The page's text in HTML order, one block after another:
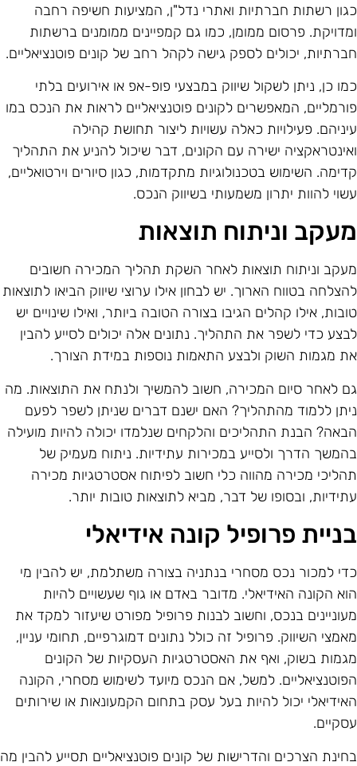
רשתות חברתיות ואתרי נדל"ן, המציעות חשיפה רחבה
פרסום ממומן, כמו גם קמפיינים ממומנים ברשתות
יכולים לספק גישה לקהל רחב של קונים פוטנציאליים.
כן, ניתן לשקול שיווק במבצעי פופ-אפ או אירועים בלתי
המאפשרים לקונים פוטנציאליים לראות את הנכס במו
פעילויות כאלה עשויות ליצור תחושת קהילה
ישירה עם הקונים, דבר שיכול להניע את התהליך
השימוש בטכנולוגיות מתקדמות, כגון סיורים וירטואליים,
להוות יתרון משמעותי בשיווק הנכס.
וניתוח תוצאות
וניתוח תוצאות לאחר השקת תהליך המכירה חשובים
בטווח הארוך. יש לבחון אילו ערוצי שיווק הביאו לתוצאות
אילו קהלים הגיבו בצורה הטובה ביותר, ואילו שינויים יש
כדי לשפר את התהליך. נתונים אלה יכולים לסייע להבין
מגמות השוק ולבצע התאמות נוספות במידת הצורך.
לאחר סיום המכירה, חשוב להמשיך ולנתח את התוצאות. מה
ללמוד מהתהליך? האם ישנם דברים שניתן לשפר לפעם
הבנת התהליכים והלקחים שנלמדו יכולה להיות מועילה
הדרך ולסייע במכירות עתידיות. ניתוח מעמיק של
מכירה מהווה כלי חשוב לפיתוח אסטרטגיות מכירה
ובסופו של דבר, מביא לתוצאות טובות יותר.
פרופיל קונה אידיאלי
למכור נכס מסחרי בנתניה בצורה משתלמת, יש להבין מי
הקונה האידיאלי. מדובר באדם או גוף שעשויים להיות
בנכס, וחשוב לבנות פרופיל מפורט שיעזור למקד את
השיווק. פרופיל זה כולל נתונים דמוגרפיים, תחומי עניין,
בשוק, ואף את האסטרטגיות העסקיות של הקונים
למשל, אם הנכס מיועד לשימוש מסחרי, הקונה
יכול להיות בעל עסק בתחום הקמעונאות או שירותים
הצרכים והדרישות של קונים פוטנציאליים תסייע להבין מה